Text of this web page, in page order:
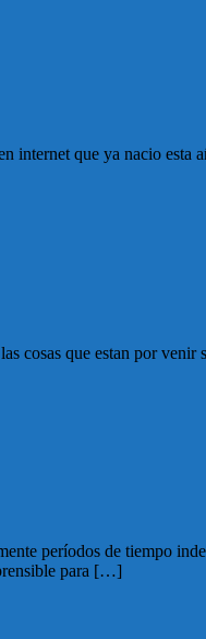
internet que ya nacio
cosas que estan por
períodos de tiempo
para […]